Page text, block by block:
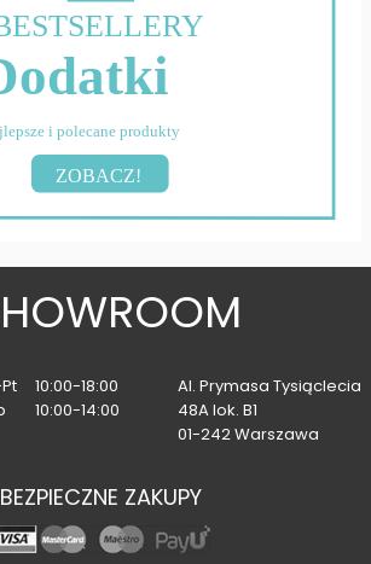
i polecane produkty
ZOBACZ!
10:00-18:00
10:00-14:00
Al. Prymasa Tysiąclecia
48A lok. B1
01-242 Warszawa
BEZPIECZNE ZAKUPY